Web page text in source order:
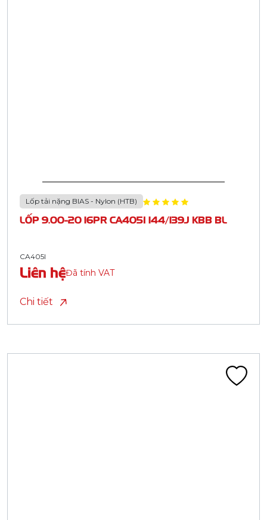
Lốp tải nặng BIAS - Nylon (HTB)
LỐP 9.00-20 16PR CA405I 144/139J KBB BL
CA405I
Liên hệĐã tính VAT
Chi tiết